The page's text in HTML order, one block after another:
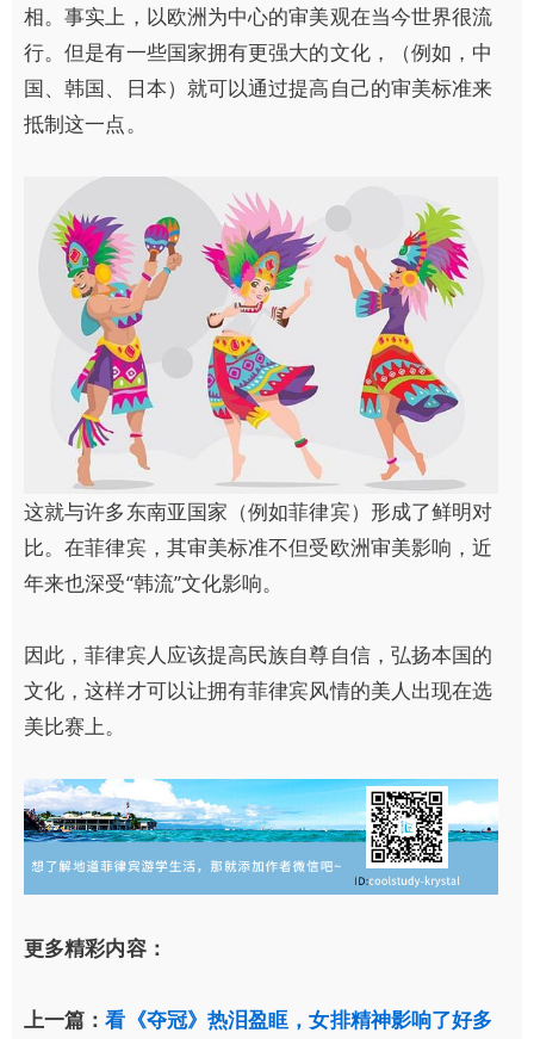
相。事实上，以欧洲为中心的审美观在当今世界很流
行。但是有一些国家拥有更强大的文化，（例如，中
国、韩国、日本）就可以通过提高自己的审美标准来
抵制这一点。
这就与许多东南亚国家（例如菲律宾）形成了鲜明对
比。在菲律宾，其审美标准不但受欧洲审美影响，近
年来也深受“韩流”文化影响。
因此，菲律宾人应该提高民族自尊自信，弘扬本国的
文化，这样才可以让拥有菲律宾风情的美人出现在选
美比赛上。
更多精彩内容：
上一篇：看《夺冠》热泪盈眶，女排精神影响了好多